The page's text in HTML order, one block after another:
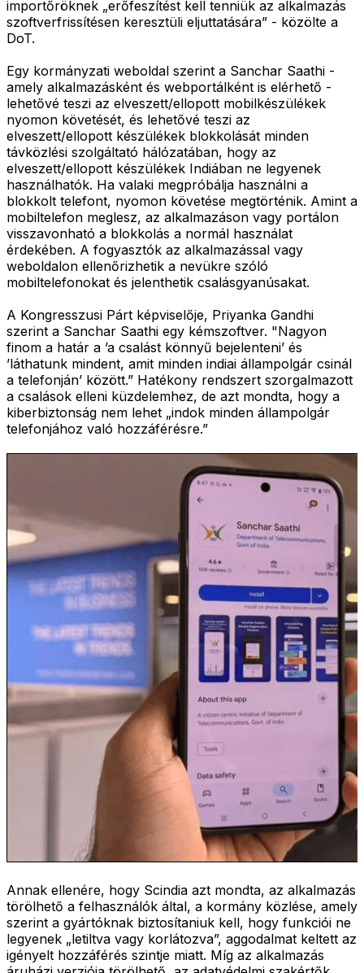
importőröknek „erőfeszítést kell tenniük az alkalmazás
szoftverfrissítésen keresztüli eljuttatására” - közölte a
DoT.
Egy kormányzati weboldal szerint a Sanchar Saathi -
amely alkalmazásként és webportálként is elérhető -
lehetővé teszi az elveszett/ellopott mobilkészülékek
nyomon követését, és lehetővé teszi az
elveszett/ellopott készülékek blokkolását minden
távközlési szolgáltató hálózatában, hogy az
elveszett/ellopott készülékek Indiában ne legyenek
használhatók. Ha valaki megpróbálja használni a
blokkolt telefont, nyomon követése megtörténik. Amint a
mobiltelefon meglesz, az alkalmazáson vagy portálon
visszavonható a blokkolás a normál használat
érdekében. A fogyasztók az alkalmazással vagy
weboldalon ellenőrizhetik a nevükre szóló
mobiltelefonokat és jelenthetik csalásgyanúsakat.
A Kongresszusi Párt képviselője, Priyanka Gandhi
szerint a Sanchar Saathi egy kémszoftver. "Nagyon
finom a határ a ’a csalást könnyű bejelenteni’ és
’láthatunk mindent, amit minden indiai állampolgár csinál
a telefonján’ között.” Hatékony rendszert szorgalmazott
a csalások elleni küzdelemhez, de azt mondta, hogy a
kiberbiztonság nem lehet „indok minden állampolgár
telefonjához való hozzáférésre.”
Annak ellenére, hogy Scindia azt mondta, az alkalmazás
törölhető a felhasználók által, a kormány közlése, amely
szerint a gyártóknak biztosítaniuk kell, hogy funkciói ne
legyenek „letiltva vagy korlátozva”, aggodalmat keltett az
igényelt hozzáférés szintje miatt. Míg az alkalmazás